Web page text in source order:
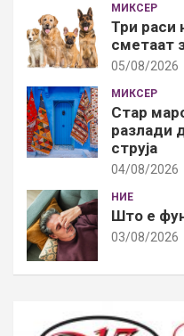
МИКСЕР
Три раси
сметаат
05/08/2026
МИКСЕР
Стар
разлади
струја
04/08/2026
НИЕ
Што е
03/08/2026